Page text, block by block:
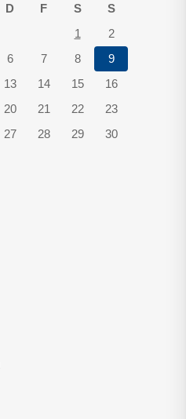
D F S
S
1
2
6 7 8
9
13 14 15
16
20 21 22
23
27 28 29
30